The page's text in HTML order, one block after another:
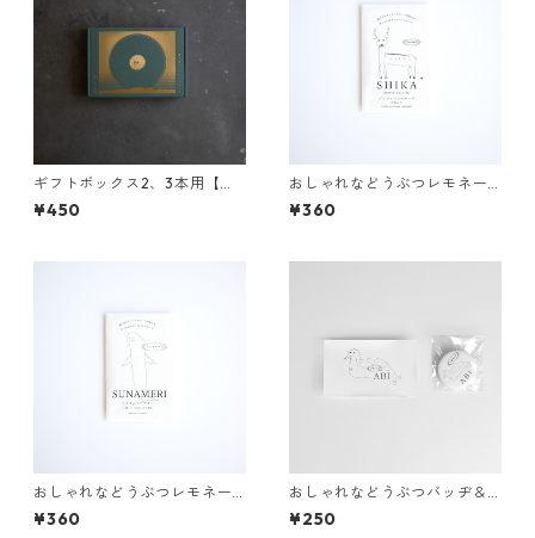
ギフトボックス2、3本用【箱
のみ】
¥450
おしゃれなどうぶつレモネー
ド 〜みやじまのシカ〜【ジ
ンジャーレモネードパウダ
¥360
おしゃれなどうぶつレモネー
ド 〜スナメリ〜【広島レモ
ネードパウダー】2包入り
¥360
おしゃれなどうぶつバッヂ＆
シール 選べる4種
¥250